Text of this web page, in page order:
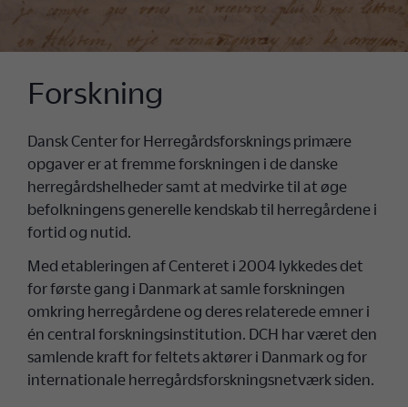
Forskning
Dansk Center for Herregårdsforsknings primære
opgaver er at fremme forskningen i de danske
herregårdshelheder samt at medvirke til at øge
befolkningens generelle kendskab til herregårdene i
fortid og nutid.
Med etableringen af Centeret i 2004 lykkedes det
for første gang i Danmark at samle forskningen
omkring herregårdene og deres relaterede emner i
én central forskningsinstitution. DCH har været den
samlende kraft for feltets aktører i Danmark og for
internationale herregårdsforskningsnetværk siden.